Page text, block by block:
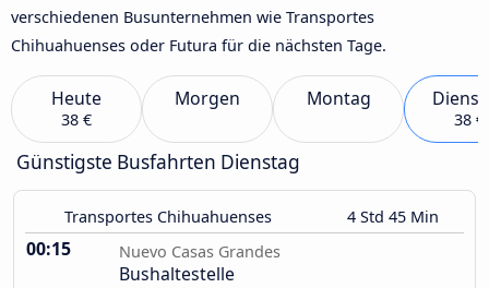
verschiedenen Busunternehmen wie Transportes
Chihuahuenses oder Futura für die nächsten Tage.
Heute
38 €
Morgen Montag
38 €
Günstigste Busfahrten Dienstag
Transportes Chihuahuenses 4 Std 45 Min
00:15 Nuevo Casas Grandes
Bushaltestelle